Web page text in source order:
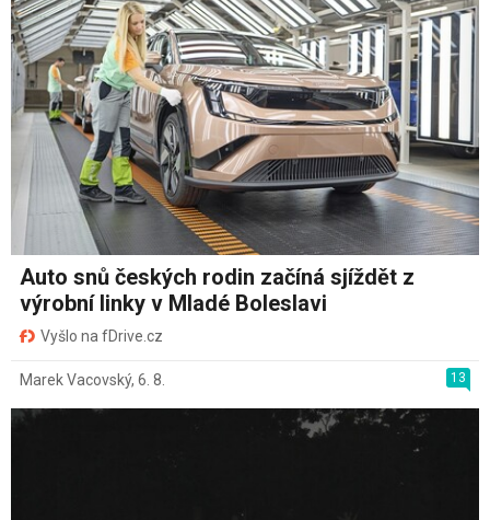
Auto snů českých rodin začíná sjíždět z
výrobní linky v Mladé Boleslavi
Vyšlo na fDrive.cz
13
Marek Vacovský, 6. 8.